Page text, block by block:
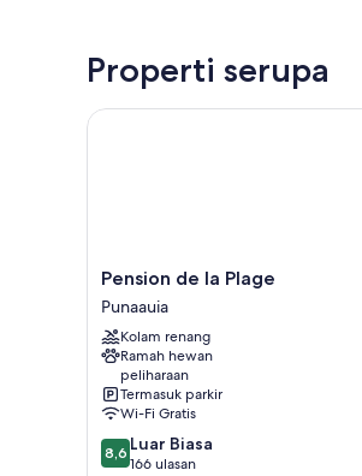
Properti serupa
Pension
de
la
Plage
Punaauia
Pension de la Plage
Punaauia
Kolam renang
Ramah hewan
peliharaan
Termasuk parkir
Wi-Fi Gratis
8.6
dari
8,6 Luar Biasa
166 ulasan
Pension de la Plage